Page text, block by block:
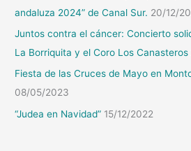
andaluza 2024” de Canal Sur. 20/12/
Juntos contra el cáncer: Concierto
La Borriquita y el Coro Los Canasteros
Fiesta de las Cruces de Mayo en
08/05/2023
“Judea en Navidad” 15/12/2022